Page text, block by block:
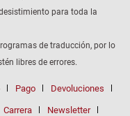
para toda la
de traducción, por lo
libres de errores.
Pago Devoluciones
Carrera Newsletter